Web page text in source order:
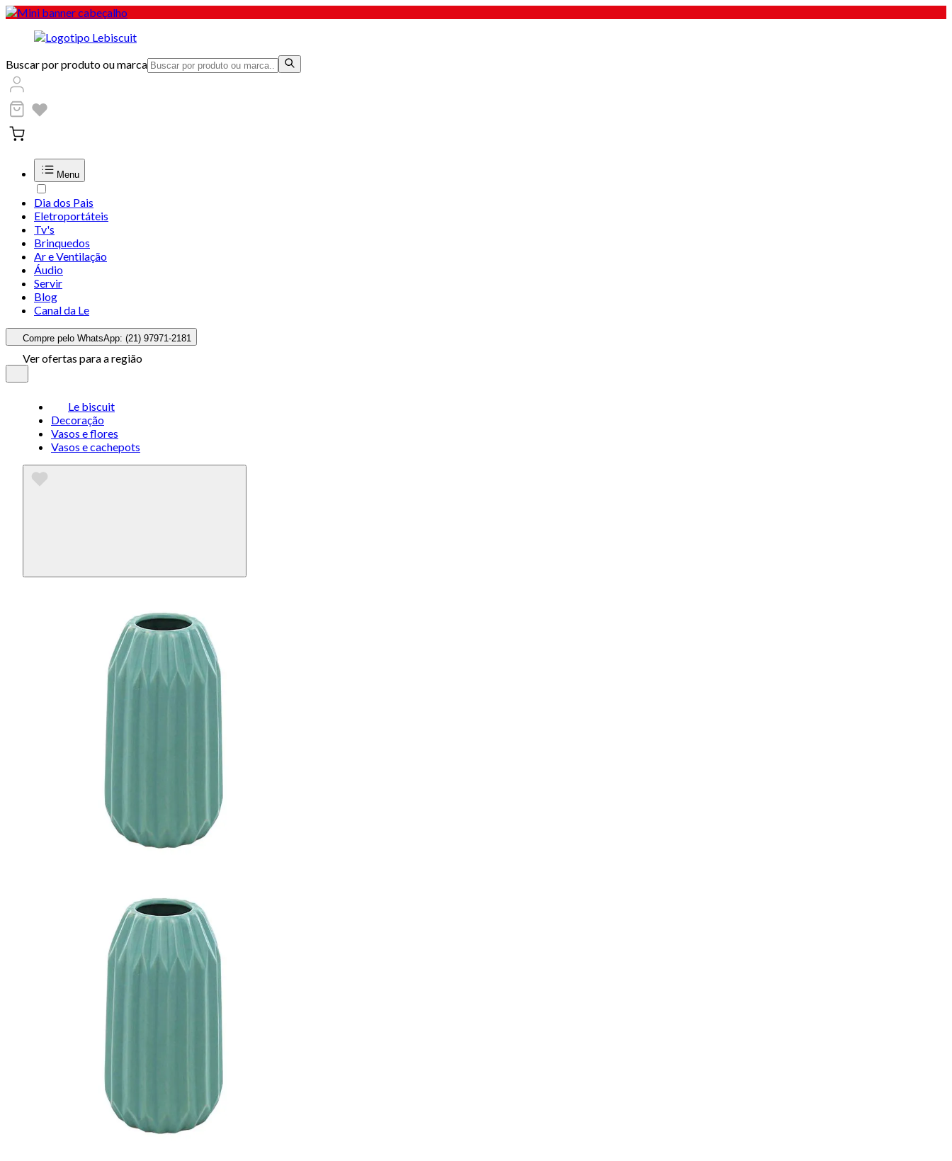
Buscar por produto ou marca
Menu
Dia dos Pais
Eletroportáteis
Tv's
Brinquedos
Ar e Ventilação
Áudio
Servir
Blog
Canal da Le
Compre pelo WhatsApp: (21) 97971-2181
Ver ofertas para a região
Le biscuit
Decoração
Vasos e flores
Vasos e cachepots